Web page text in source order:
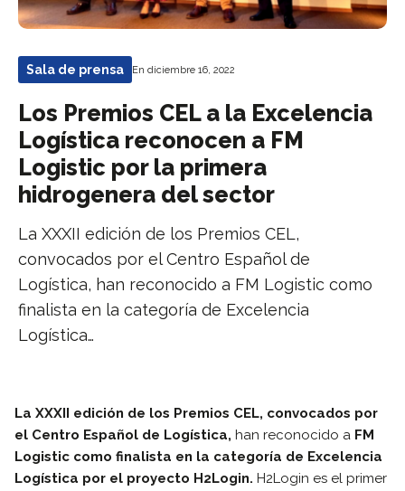
Sala de prensa En diciembre 16, 2022
Los Premios CEL a la Excelencia
Logística reconocen a FM
Logistic por la primera
hidrogenera del sector
La XXXII edición de los Premios CEL,
convocados por el Centro Español de
Logística, han reconocido a FM Logistic como
finalista en la categoría de Excelencia
Logística…
La XXXII edición de los Premios CEL, convocados por
el Centro Español de Logística, han reconocido a FM
Logistic como finalista en la categoría de Excelencia
Logística por el proyecto H2Login. H2Login es el primer